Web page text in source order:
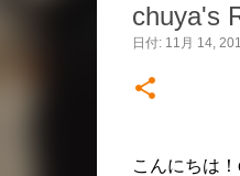
chuya's
日付: 11月 14,
こんにちは